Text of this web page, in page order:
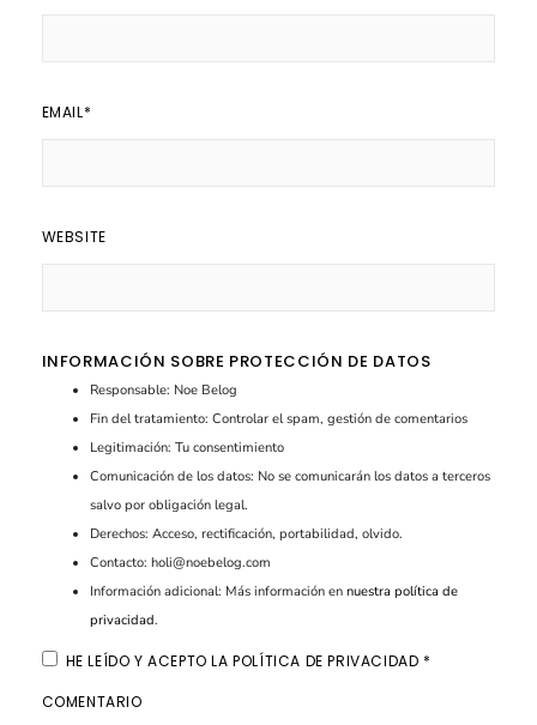
EMAIL*
WEBSITE
INFORMACIÓN SOBRE PROTECCIÓN DE DATOS
Responsable: Noe Belog
Fin del tratamiento: Controlar el spam, gestión de comentarios
Legitimación: Tu consentimiento
Comunicación de los datos: No se comunicarán los datos a terceros
salvo por obligación legal.
Derechos: Acceso, rectificación, portabilidad, olvido.
Contacto: holi@noebelog.com
Información adicional: Más información en nuestra política de
privacidad.
HE LEÍDO Y ACEPTO LAPOLÍTICA DE PRIVACIDAD *
COMENTARIO